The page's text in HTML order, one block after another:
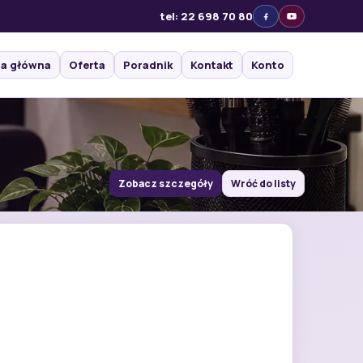
tel: 22 698 70 80
główna Oferta Poradnik Kontakt Konto
Zobacz szczegóły Wróć do listy